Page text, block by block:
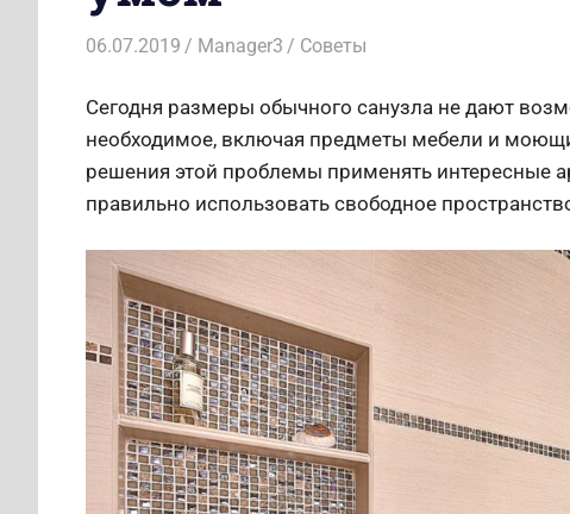
06.07.2019 Manager3 Советы
Сегодня размеры обычного санузла не дают
необходимое, включая предметы мебели и
решения этой проблемы применять интересные
правильно использовать свободное